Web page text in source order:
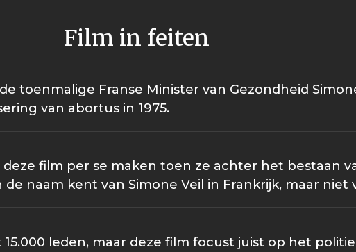
Film in feiten
toenmalige Franse Minister van Gezondheid
van abortus in 1975.
deze film per se maken toen ze achter het bestaan
naam kent van Simone Veil in Frankrijk, maar niet
leden, maar deze film focust juist op het